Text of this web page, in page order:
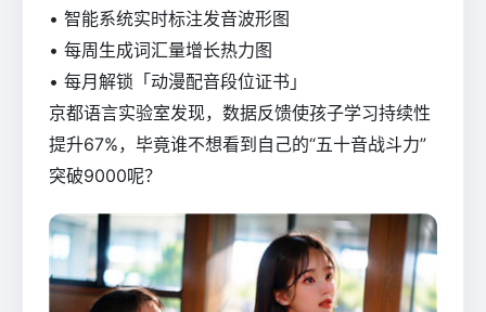
• 智能系统实时标注发音波形图
• 每周生成词汇量增长热力图
• 每月解锁「动漫配音段位证书」
京都语言实验室发现，数据反馈使孩子学习持续性
提升67%，毕竟谁不想看到自己的“五十音战斗力”
突破9000呢？